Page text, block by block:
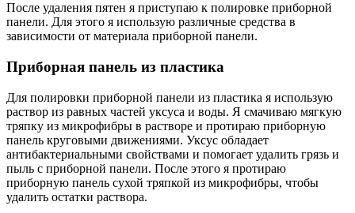
После удаления пятен я приступаю к полировке приборной
панели. Для этого я использую различные средства в
зависимости от материала приборной панели.
Приборная панель из пластика
Для полировки приборной панели из пластика я использую
раствор из равных частей уксуса и воды. Я смачиваю мягкую
тряпку из микрофибры в растворе и протираю приборную
панель круговыми движениями. Уксус обладает
антибактериальными свойствами и помогает удалить грязь и
пыль с приборной панели. После этого я протираю
приборную панель сухой тряпкой из микрофибры, чтобы
удалить остатки раствора.